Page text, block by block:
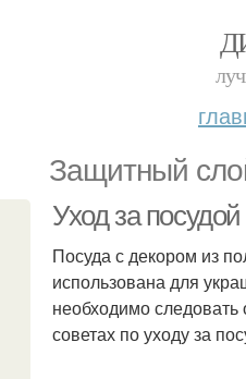
Защитный
Уход за
Посуда с декором из
использована для
необходимо
советах по уходу за